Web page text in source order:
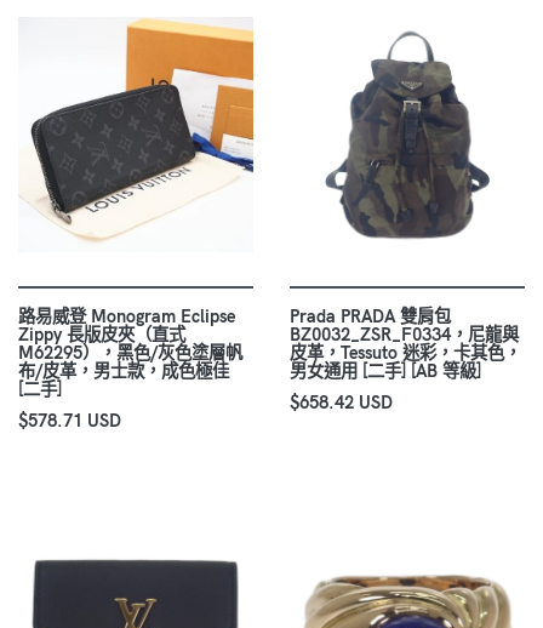
路易威登 Monogram Eclipse
Zippy 長版皮夾（直式
M62295），黑色/灰色塗層帆
布/皮革，男士款，成色極佳
[二手]
$578.71 USD
Prada PRADA 雙肩包
BZ0032_ZSR_F0334，尼龍與
皮革，Tessuto 迷彩，卡其色，
男女通用 [二手] [AB 等級]
$658.42 USD